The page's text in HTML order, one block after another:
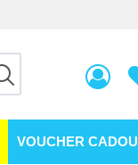
VOUCHER CADOU